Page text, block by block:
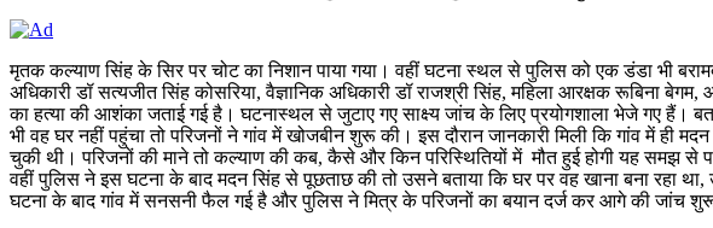
मृतक कल्याण सिंह के सिर पर चोट का निशान पाया गया। वहीं घटना स्थल से पुलिस को एक डंडा भी
अधिकारी डॉ सत्यजीत सिंह कोसरिया, वैज्ञानिक अधिकारी डॉ राजश्री सिंह, महिला आरक्षक
का हत्या की आशंका जताई गई है। घटनास्थल से जुटाए गए साक्ष्य जांच के लिए प्रयोगशाला भेजे गए हैं।
भी वह घर नहीं पहुंचा तो परिजनों ने गांव में खोजबीन शुरू की। इस दौरान जानकारी मिली कि गांव में
चुकी थी। परिजनों की माने तो कल्याण की कब, कैसे और किन परिस्थितियों में मौत हुई होगी यह समझ से
वहीं पुलिस ने इस घटना के बाद मदन सिंह से पूछताछ की तो उसने बताया कि घर पर वह खाना बना रहा
घटना के बाद गांव में सनसनी फैल गई है और पुलिस ने मित्र के परिजनों का बयान दर्ज कर आगे की जांच शुरू